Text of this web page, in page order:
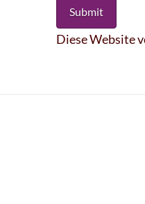
Diese Website